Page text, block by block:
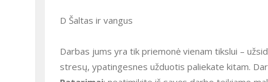
D Šaltas ir vangus
Darbas jums yra tik priemonė vienam tikslui –
stresų, ypatingesnes užduotis paliekate kitam.